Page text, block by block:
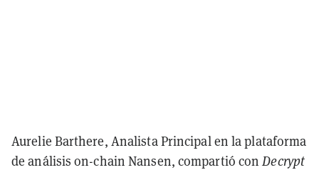
Aurelie Barthere, Analista Principal en la plataforma
de análisis on-chain Nansen, compartió conDecrypt